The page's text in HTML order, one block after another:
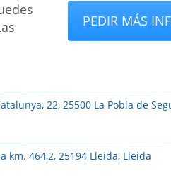
PEDIR MÁS
22, 25500 La Pobla de
km. 464,2, 25194 Lleida, Lleida